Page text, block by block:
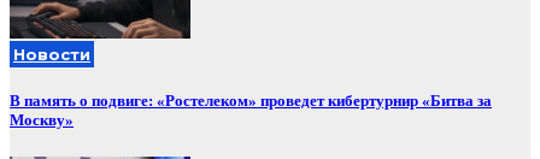
Новости
В память о подвиге: «Ростелеком» проведет кибертурнир «Битва за
Москву»